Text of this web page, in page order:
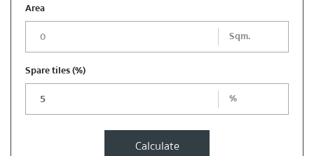
Area
Sqm.
Spare tiles(%)
%
Calculate